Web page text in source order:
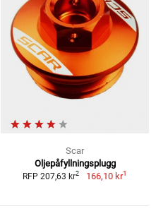
Scar
Oljepåfyllningsplugg
RFP 207,63 kr2 166,10 kr1